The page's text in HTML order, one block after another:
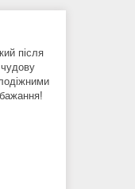
після